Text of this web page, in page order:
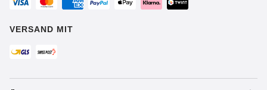
VERSAND MIT